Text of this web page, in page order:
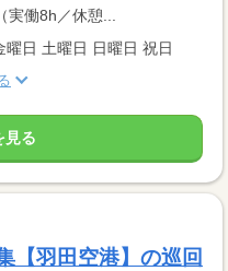
実働8h／休憩...
曜日 土曜日 日曜日 祝日
見る
【羽田空港】の巡回